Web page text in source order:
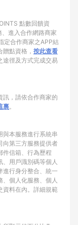
點數回饋資
進入合作網路商家
定合作商家之APP結
點資格， 按此查看
途徑及方式完成交易
訊，請依合作商家的
裏。
與本服務進行系統串
向第三方服務提供者
件信箱、行為歷程
、用戶識別碼等個人
進行身分整合、統一
個人化服務、個人
資料在內。詳細規範